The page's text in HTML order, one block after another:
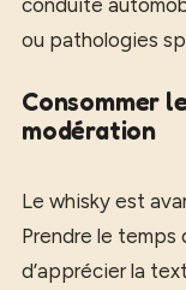
ou pathologies
Consommer
modération
Le whisky est
Prendre le temps
d’apprécier la